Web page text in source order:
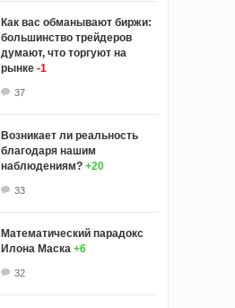
Как вас обманывают биржи:
большинство трейдеров
думают, что торгуют на
рынке -1
37
Возникает ли реальность
благодаря нашим
наблюдениям? +20
33
Математический парадокс
Илона Маска +6
32